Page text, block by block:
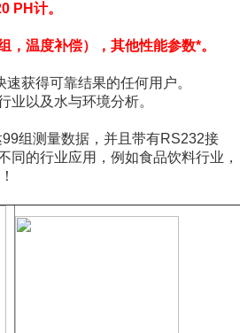
PH计。
温度补偿），其他性能参数*。
获得可靠结果的任何用户。
业以及水与环境分析。
99组测量数据，并且带有RS232接
同的行业应用，例如食品饮料行业，